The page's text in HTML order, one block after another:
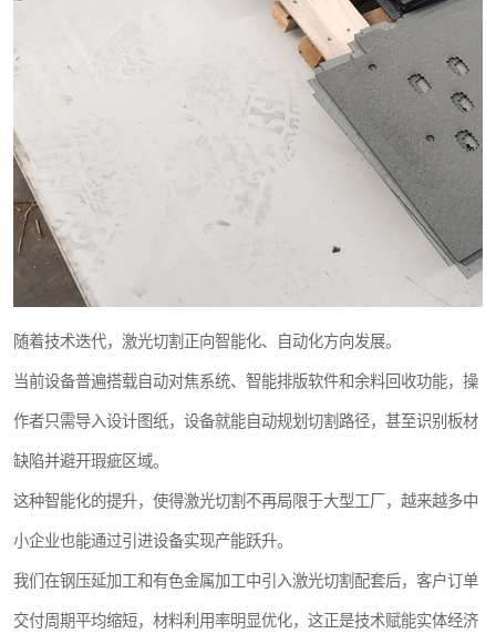
随着技术迭代，激光切割正向智能化、自动化方向发展。
当前设备普遍搭载自动对焦系统、智能排版软件和余料回收功能，操
作者只需导入设计图纸，设备就能自动规划切割路径，甚至识别板材
缺陷并避开瑕疵区域。
这种智能化的提升，使得激光切割不再局限于大型工厂，越来越多中
小企业也能通过引进设备实现产能跃升。
我们在钢压延加工和有色金属加工中引入激光切割配套后，客户订单
交付周期平均缩短，材料利用率明显优化，这正是技术赋能实体经济